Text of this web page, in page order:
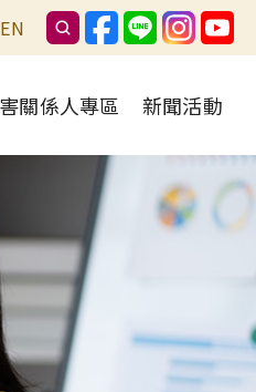
EN
關係人專區 新聞活動